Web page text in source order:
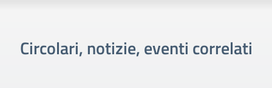
Circolari, notizie, eventi correlati